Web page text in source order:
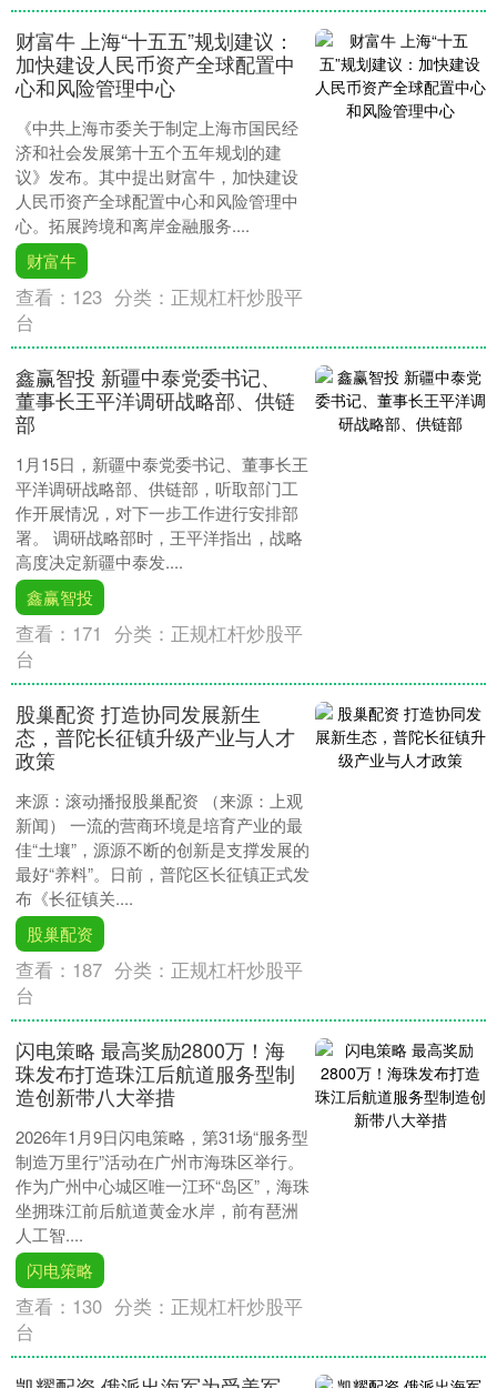
财富牛 上海“十五五”规划建议：
加快建设人民币资产全球配置中
心和风险管理中心
《中共上海市委关于制定上海市国民经
济和社会发展第十五个五年规划的建
议》发布。其中提出财富牛，加快建设
人民币资产全球配置中心和风险管理中
心。拓展跨境和离岸金融服务....
财富牛
查看： 123 分类： 正规杠杆炒股平
台
鑫赢智投 新疆中泰党委书记、
董事长王平洋调研战略部、供链
部
1月15日，新疆中泰党委书记、董事长王
平洋调研战略部、供链部，听取部门工
作开展情况，对下一步工作进行安排部
署。 调研战略部时，王平洋指出，战略
高度决定新疆中泰发....
鑫赢智投
查看： 171 分类： 正规杠杆炒股平
台
股巢配资 打造协同发展新生
态，普陀长征镇升级产业与人才
政策
来源：滚动播报股巢配资 （来源：上观
新闻） 一流的营商环境是培育产业的最
佳“土壤”，源源不断的创新是支撑发展的
最好“养料”。日前，普陀区长征镇正式发
布《长征镇关....
股巢配资
查看： 187 分类： 正规杠杆炒股平
台
闪电策略 最高奖励2800万！海
珠发布打造珠江后航道服务型制
造创新带八大举措
2026年1月9日闪电策略，第31场“服务型
制造万里行”活动在广州市海珠区举行。
作为广州中心城区唯一江环“岛区”，海珠
坐拥珠江前后航道黄金水岸，前有琶洲
人工智....
闪电策略
查看： 130 分类： 正规杠杆炒股平
台